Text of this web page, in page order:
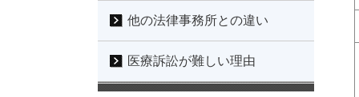
他の法律事務所との違い
医療訴訟が難しい理由